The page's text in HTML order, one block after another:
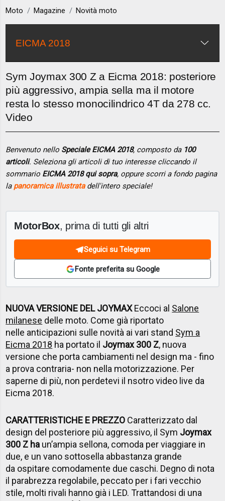
o
Moto Magazine Novità moto
EICMA 2018
Sym Joymax 300 Z a Eicma 2018: posteriore
più aggressivo, ampia sella ma il motore
resta lo stesso monocilindrico 4T da 278 cc.
Video
Benvenuto nello Speciale EICMA 2018, composto da 100
articoli. Seleziona gli articoli di tuo interesse cliccando il
sommario EICMA 2018 qui sopra, oppure scorri a fondo pagina
la panoramica illustratadell'intero speciale!
MotorBox, prima di tutti gli altri
Seguici su Telegram
Fonte preferita su Google
NUOVA VERSIONE DEL JOYMAXEccoci al Salone
milanese delle moto. Come già riportato
nelle anticipazioni sulle novità ai vari stand Sym a
Eicma 2018 ha portato il Joymax 300 Z, nuova
versione che porta cambiamenti nel design ma - fino
a prova contraria- non nella motorizzazione. Per
saperne di più, non perdetevi il nsotro video live da
Eicma 2018.
CARATTERISTICHE E PREZZO Caratterizzato dal
design del posteriore più aggressivo, il Sym Joymax
300 Z ha un’ampia sellona, comoda per viaggiare in
due, e un vano sottosella abbastanza grande
da ospitare comodamente due caschi. Degno di nota
il parabrezza regolabile, peccato per i fari vecchio
stile, molti rivali hanno già i LED. Trattandosi di una